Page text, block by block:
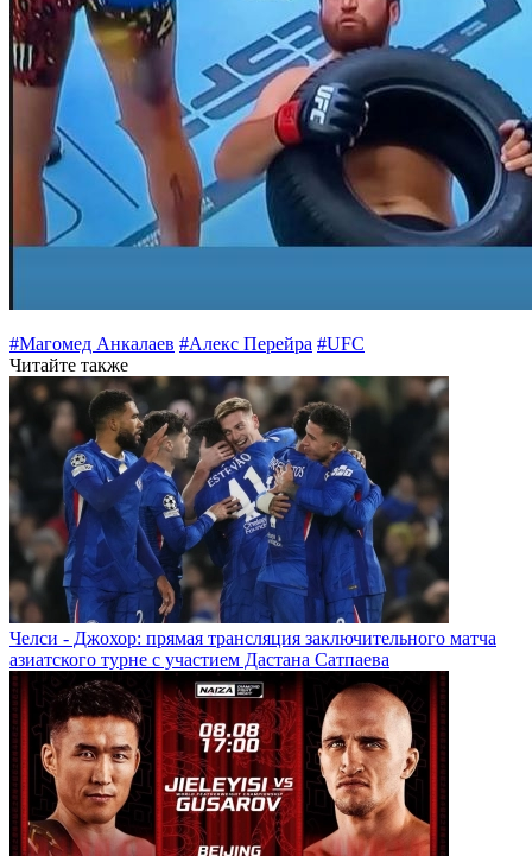
#Магомед Анкалаев #Алекс Перейра #UFC
Читайте также
Челси - Джохор: прямая трансляция заключительного матча
азиатского турне с участием Дастана Сатпаева